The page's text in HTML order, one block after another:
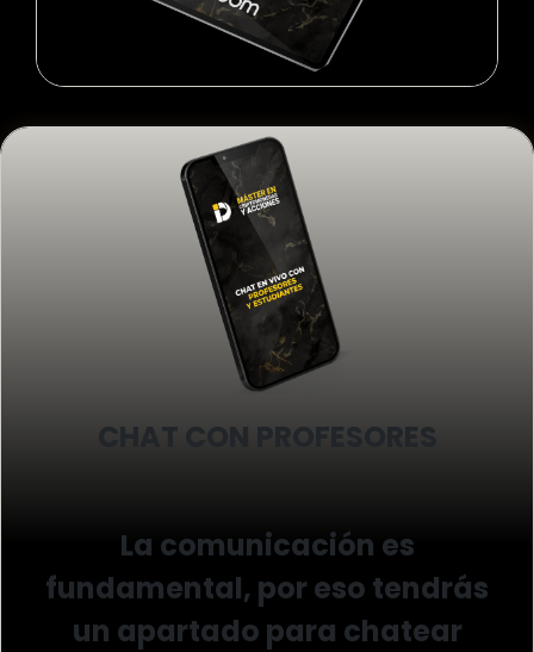
CHAT CON PROFESORES
La comunicación es
fundamental, por eso tendrás
un apartado para chatear